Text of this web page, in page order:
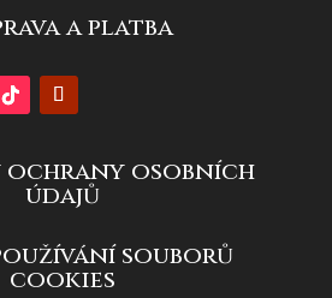
a platba
ochrany osobních
údajů
souborů
cookies